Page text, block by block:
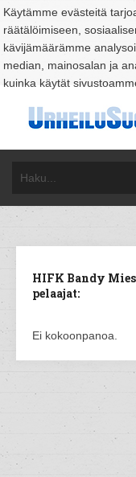
Käytämme evästeitä
räätälöimiseen,
kävijämäärämme
median, mainosalan ja
kuinka käytät
HIFK Bandy
pelaajat:
Ei kokoonpanoa.